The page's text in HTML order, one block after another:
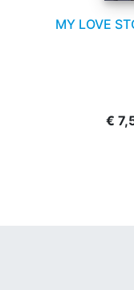
MY LOVE
€